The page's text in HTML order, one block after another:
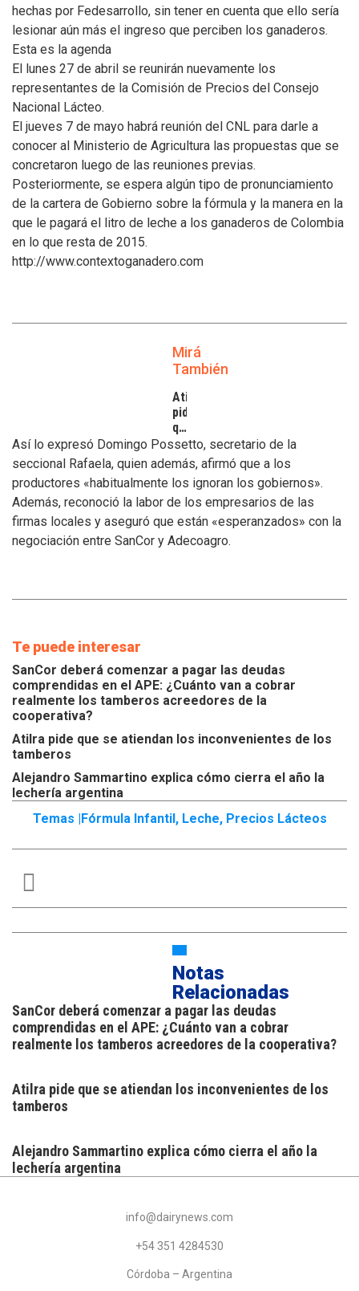
hechas por Fedesarrollo, sin tener en cuenta que ello sería
lesionar aún más el ingreso que perciben los ganaderos.
Esta es la agenda
El lunes 27 de abril se reunirán nuevamente los
representantes de la Comisión de Precios del Consejo
Nacional Lácteo.
El jueves 7 de mayo habrá reunión del CNL para darle a
conocer al Ministerio de Agricultura las propuestas que se
concretaron luego de las reuniones previas.
Posteriormente, se espera algún tipo de pronunciamiento
de la cartera de Gobierno sobre la fórmula y la manera en la
que le pagará el litro de leche a los ganaderos de Colombia
en lo que resta de 2015.
http://www.contextoganadero.com
Mirá
También
Atilra
pide
que
se
atiendan
inconvenientes
de
los
tamberos
Así lo expresó Domingo Possetto, secretario de la
seccional Rafaela, quien además, afirmó que a los
productores «habitualmente los ignoran los gobiernos».
Además, reconoció la labor de los empresarios de las
firmas locales y aseguró que están «esperanzados» con la
negociación entre SanCor y Adecoagro.
Te puede interesar
SanCor deberá comenzar a pagar las deudas
comprendidas en el APE: ¿Cuánto van a cobrar
realmente los tamberos acreedores de la
cooperativa?
Atilra pide que se atiendan los inconvenientes de los
tamberos
Alejandro Sammartino explica cómo cierra el año la
lechería argentina
Temas |
Fórmula Infantil , Leche, Precios Lácteos
Notas
Relacionadas
SanCor deberá comenzar a pagar las deudas
comprendidas en el APE: ¿Cuánto van a cobrar
realmente los tamberos acreedores de la cooperativa?
Atilra pide que se atiendan los inconvenientes de los
tamberos
Alejandro Sammartino explica cómo cierra el año la
lechería argentina
info@dairynews.com
+54 351 4284530
Córdoba – Argentina